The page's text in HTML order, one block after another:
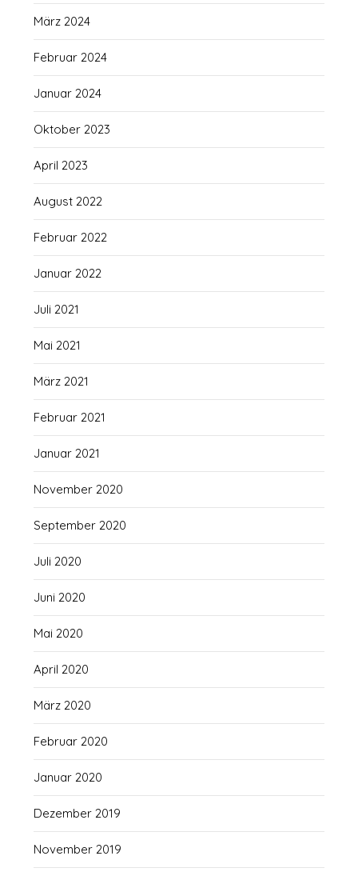
März 2024
Februar 2024
Januar 2024
Oktober 2023
April 2023
August 2022
Februar 2022
Januar 2022
Juli 2021
Mai 2021
März 2021
Februar 2021
Januar 2021
November 2020
September 2020
Juli 2020
Juni 2020
Mai 2020
April 2020
März 2020
Februar 2020
Januar 2020
Dezember 2019
November 2019